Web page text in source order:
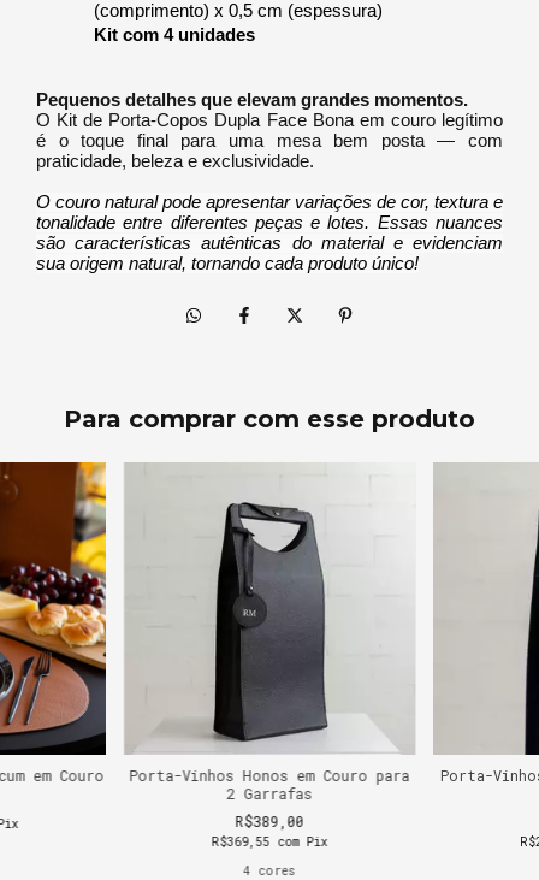
(comprimento) x 0,5 cm (espessura)
Kit com 4 unidades
Pequenos detalhes que elevam grandes momentos.
O Kit de Porta-Copos Dupla Face Bona em couro legítimo
é o toque final para uma mesa bem posta — com
praticidade, beleza e exclusividade.
O couro natural pode apresentar variações de cor, textura e
tonalidade entre diferentes peças e lotes. Essas nuances
são características autênticas do material e evidenciam
sua origem natural, tornando cada produto único!
Para comprar com esse produto
em Couro
Porta-Vinhos Honos em Couro para
2 Garrafas
R$389,00
R$369,55 com Pix
4 cores
Porta-